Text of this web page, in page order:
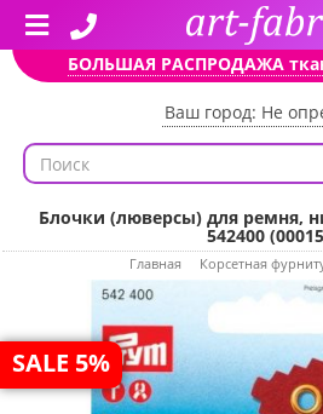
БОЛЬШАЯ РАСПРОДАЖА
Ваш город: Не
Блочки (люверсы) для ремня,
542400
Главная Корсетная
SALE 5%